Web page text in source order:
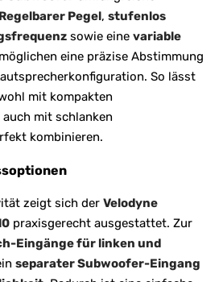
Regelbarer Pegel, stufenlos
sowie eine variable
eine präzise Abstimmung
So lässt
mit kompakten
mit schlanken
kombinieren.
zeigt sich der Velodyne
praxisgerecht ausgestattet. Zur
Eingänge für linken und
separater Subwoofer-Eingang